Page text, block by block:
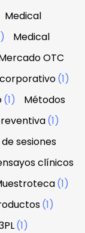
Medical
Medical
OTC
(1)
(1)
Métodos
(1)
sesiones
clínicos
(1)
(1)
(1)